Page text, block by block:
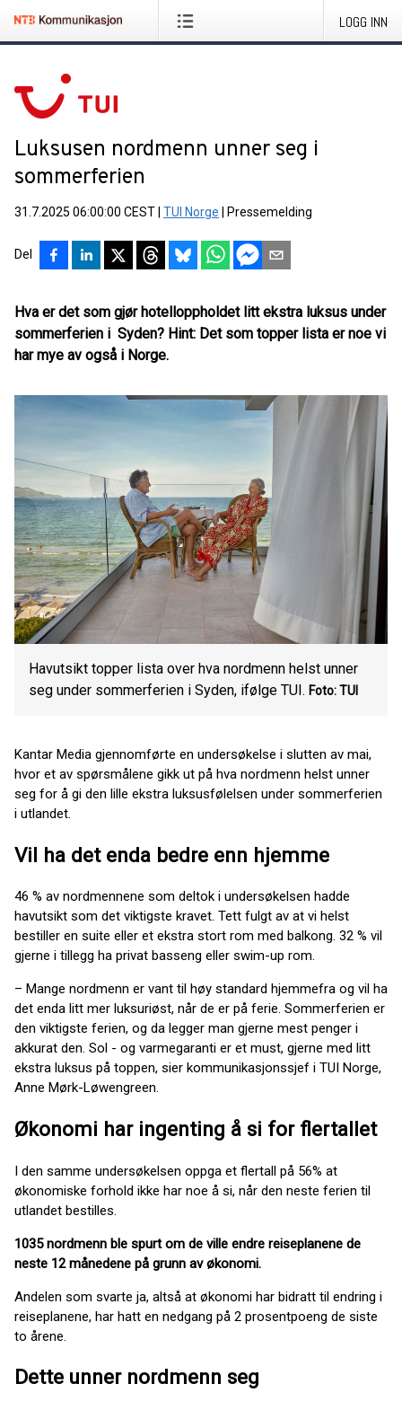
LOGG INN
Luksusen nordmenn unner seg i
sommerferien
31.7.2025 06:00:00 CEST TUI Norge Pressemelding
Del
Hva er det som gjør hotelloppholdet litt ekstra luksus under
sommerferien i Syden? Hint: Det som topper lista er noe vi
har mye av også i Norge.
Havutsikt topper lista over hva nordmenn helst unner
seg under sommerferien i Syden, ifølge TUI. Foto: TUI
Kantar Media gjennomførte en undersøkelse i slutten av mai,
hvor et av spørsmålene gikk ut på hva nordmenn helst unner
seg for å gi den lille ekstra luksusfølelsen under sommerferien
i utlandet.
Vil ha det enda bedre enn hjemme
46 % av nordmennene som deltok i undersøkelsen hadde
havutsikt som det viktigste kravet. Tett fulgt av at vi helst
bestiller en suite eller et ekstra stort rom med balkong. 32 % vil
gjerne i tillegg ha privat basseng eller swim-up rom.
– Mange nordmenn er vant til høy standard hjemmefra og vil ha
det enda litt mer luksuriøst, når de er på ferie. Sommerferien er
den viktigste ferien, og da legger man gjerne mest penger i
akkurat den. Sol - og varmegaranti er et must, gjerne med litt
ekstra luksus på toppen, sier kommunikasjonssjef i TUI Norge,
Anne Mørk-Løwengreen.
Økonomi har ingenting å si for flertallet
I den samme undersøkelsen oppga et flertall på 56% at
økonomiske forhold ikke har noe å si, når den neste ferien til
utlandet bestilles.
1035 nordmenn ble spurt om de ville endre reiseplanene de
neste 12 månedene på grunn av økonomi.
Andelen som svarte ja, altså at økonomi har bidratt til endring i
reiseplanene, har hatt en nedgang på 2 prosentpoeng de siste
to årene.
Dette unner nordmenn seg